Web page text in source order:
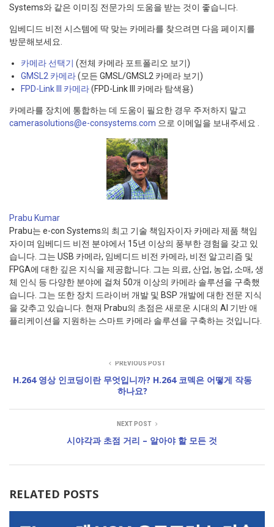
Systems와 같은 이미징 전문가의 도움을 받는 것이 좋습니다.
임베디드 비전 시스템에 딱 맞는 카메라를 찾으려면 다음 페이지를
방문해보세요.
카메라 선택기 (전체 카메라 포트폴리오 보기)
GMSL2 카메라(모든 GMSL/GMSL2 카메라 보기)
FPD-Link III 카메라(FPD-Link III 카메라 탐색용)
카메라를 장치에 통합하는 데 도움이 필요한 경우 주저하지 말고
camerasolutions@e-consystems.com 으로 이메일을 보내주세요 .
Prabu Kumar
Prabu는 e-con Systems의 최고 기술 책임자이자 카메라 제품 책임
자이며 임베디드 비전 분야에서 15년 이상의 풍부한 경험을 갖고 있
습니다. 그는 USB 카메라, 임베디드 비전 카메라, 비전 알고리즘 및
FPGA에 대한 깊은 지식을 제공합니다. 그는 의료, 산업, 농업, 소매, 생
체 인식 등 다양한 분야에 걸쳐 50개 이상의 카메라 솔루션을 구축했
습니다. 그는 또한 장치 드라이버 개발 및 BSP 개발에 대한 전문 지식
을 갖추고 있습니다. 현재 Prabu의 초점은 새로운 시대의 AI 기반 애
플리케이션을 지원하는 스마트 카메라 솔루션을 구축하는 것입니다.
PREVIOUS POST
H.264 영상 인코딩이란 무엇입니까? H.264 코덱은 어떻게 작동
하나요?
NEXT POST
시야각과 초점 거리 – 알아야 할 모든 것
RELATED POSTS